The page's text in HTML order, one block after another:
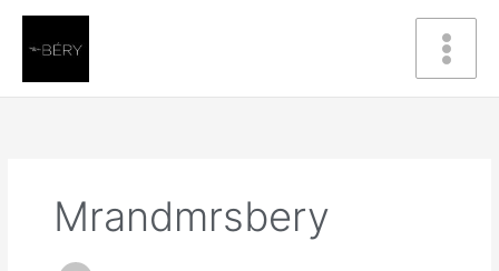
content
Mrandmrsbery